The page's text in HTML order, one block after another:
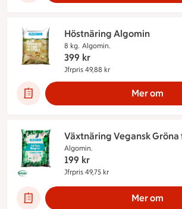
Höstnäring Algomin
8 kg. Algomin.
399 kr
Jfrpris 49,88 kr
Mer om
Denna produkt innehåller följande
Växtnäring Vegansk
Algomin.
199 kr
Jfrpris 49,75 kr
Mer om